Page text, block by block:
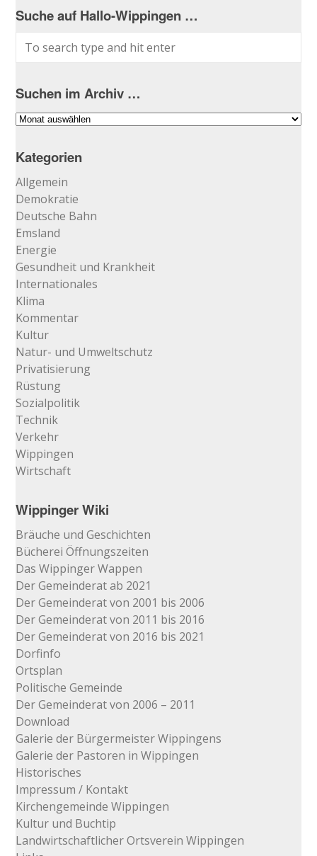
Suche auf Hallo-Wippingen …
Suchen im Archiv …
Suchen
Archiv
Kategorien
Allgemein
Demokratie
Deutsche Bahn
Emsland
Energie
Gesundheit und Krankheit
Internationales
Klima
Kommentar
Kultur
Natur- und Umweltschutz
Privatisierung
Rüstung
Sozialpolitik
Technik
Verkehr
Wippingen
Wirtschaft
Wippinger Wiki
Bräuche und Geschichten
Bücherei Öffnungszeiten
Das Wippinger Wappen
Der Gemeinderat ab 2021
Der Gemeinderat von 2001 bis 2006
Der Gemeinderat von 2011 bis 2016
Der Gemeinderat von 2016 bis 2021
Dorfinfo
Ortsplan
Politische Gemeinde
Der Gemeinderat von 2006 – 2011
Download
Galerie der Bürgermeister Wippingens
Galerie der Pastoren in Wippingen
Historisches
Impressum / Kontakt
Kirchengemeinde Wippingen
Kultur und Buchtip
Landwirtschaftlicher Ortsverein Wippingen